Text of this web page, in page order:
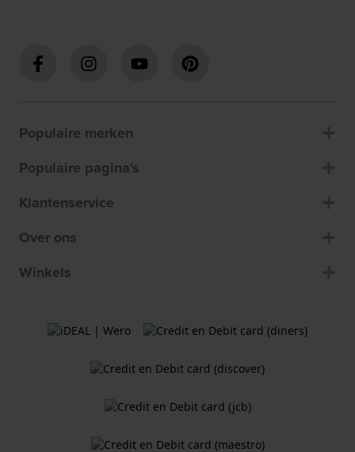
Populaire merken
Populaire pagina's
Klantenservice
Over ons
Winkels